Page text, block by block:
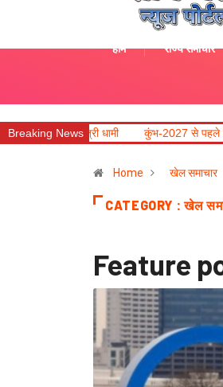
होम राज्य समाचार
Breaking News
कुंभ-2027 से पहले गंगा कॉरिडोर समेत बड़ी
Home खेल समाचार
CATEGORY : खेल
Feature